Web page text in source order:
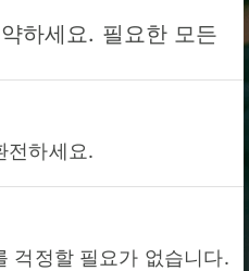
하세요. 필요한 모든
전하세요.
걱정할 필요가 없습니다.